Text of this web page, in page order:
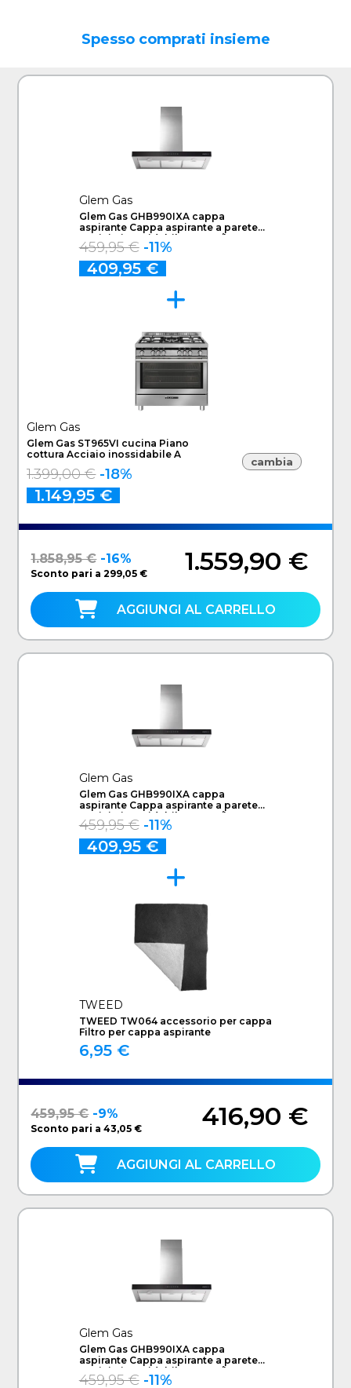
Spesso comprati insieme
Glem Gas
Glem Gas GHB990IXA cappa
aspirante Cappa aspirante a parete
Acciaio inossidabile 679 m³/h A
459,95 € -11%
409,95 €
Glem Gas
Glem Gas ST965VI cucina Piano
cottura Acciaio inossidabile A
1.399,00 € -18%
1.149,95 €
cambia
1.858,95 € -16%
Sconto pari a 299,05 € 1.559,90 €
AGGIUNGI AL CARRELLO
Glem Gas
Glem Gas GHB990IXA cappa
aspirante Cappa aspirante a parete
Acciaio inossidabile 679 m³/h A
459,95 € -11%
409,95 €
TWEED
TWEED TW064 accessorio per cappa
Filtro per cappa aspirante
6,95 €
459,95 € -9%
Sconto pari a 43,05 € 416,90 €
AGGIUNGI AL CARRELLO
Glem Gas
Glem Gas GHB990IXA cappa
aspirante Cappa aspirante a parete
Acciaio inossidabile 679 m³/h A
459,95 € -11%